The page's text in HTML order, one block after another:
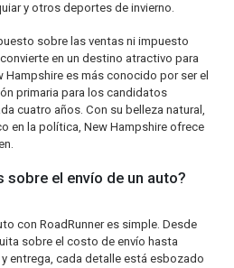
y otros deportes de invierno.
sobre las ventas ni impuesto
en un destino atractivo para
es más conocido por ser el
primaria para los candidatos
cuatro años. Con su belleza natural,
en la política, New Hampshire ofrece
sobre el envío de un auto?
con RoadRunner es simple. Desde
sobre el costo de envío hasta
entrega, cada detalle está esbozado